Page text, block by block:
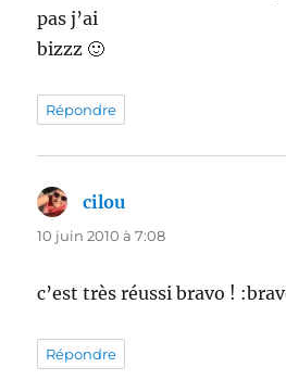
pas j’ai
bizzz 🙂
Répondre
cilou
10 juin 2010 à 7:08
c’est très réussi bravo !
Répondre